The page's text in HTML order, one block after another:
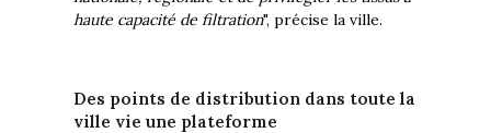
haute capacité de filtration", précise la ville.
Des points de distribution dans toute la
ville vie une plateforme